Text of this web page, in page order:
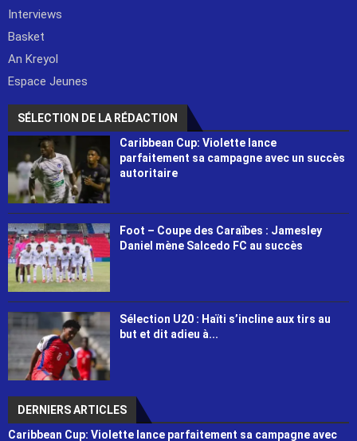
Interviews
Basket
An Kreyol
Espace Jeunes
SÉLECTION DE LA RÉDACTION
Caribbean Cup: Violette lance
parfaitement sa campagne avec un succès
autoritaire
Foot – Coupe des Caraïbes : Jamesley
Daniel mène Salcedo FC au succès
Sélection U20 : Haïti s’incline aux tirs au
but et dit adieu à...
DERNIERS ARTICLES
Caribbean Cup: Violette lance parfaitement sa campagne avec